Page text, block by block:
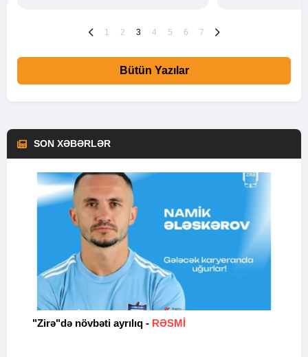
1 2 3 4 5 6 7
Bütün Yazılar
SON XƏBƏRLƏR
"Zirə"də növbəti ayrılıq - RƏSMİ